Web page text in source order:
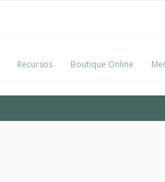
Recursos Boutique Online